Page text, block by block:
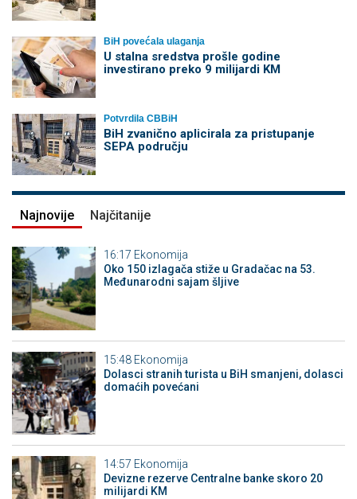
BiH povećala ulaganja
U stalna sredstva prošle godine
investirano preko 9 milijardi KM
Potvrdila CBBiH
BiH zvanično aplicirala za pristupanje
SEPA području
Najnovije Najčitanije
16:17 Ekonomija
Oko 150 izlagača stiže u Gradačac na 53.
Međunarodni sajam šljive
15:48 Ekonomija
Dolasci stranih turista u BiH smanjeni, dolasci
domaćih povećani
14:57 Ekonomija
Devizne rezerve Centralne banke skoro 20
milijardi KM